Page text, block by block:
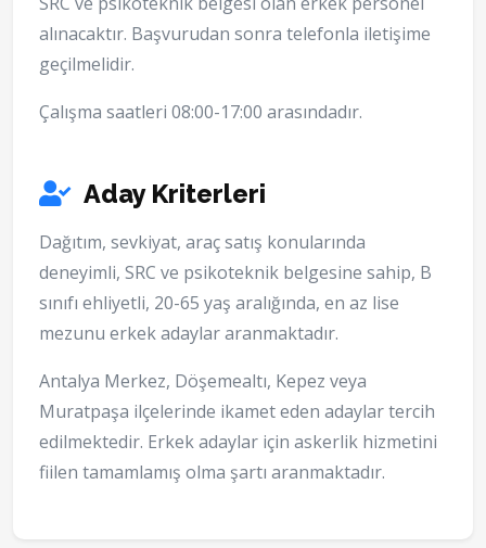
alınacaktır. Başvurudan sonra telefonla iletişime
geçilmelidir.
Çalışma saatleri 08:00-17:00 arasındadır.
Aday Kriterleri
Dağıtım, sevkiyat, araç satış konularında
deneyimli, SRC ve psikoteknik belgesine sahip, B
sınıfı ehliyetli, 20-65 yaş aralığında, en az lise
mezunu erkek adaylar aranmaktadır.
Antalya Merkez, Döşemealtı, Kepez veya
Muratpaşa ilçelerinde ikamet eden adaylar tercih
edilmektedir. Erkek adaylar için askerlik hizmetini
fiilen tamamlamış olma şartı aranmaktadır.